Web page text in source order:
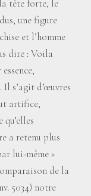
tête forte, le
une figure
et l’homme
dire : Voila
s’agit d’œuvres
artifice,
a retenu plus
lui-même»
de la
5034) notre